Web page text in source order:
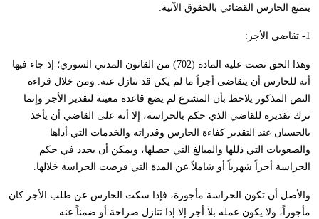
يتمتع الحارس القضائي بالحقوق الآتية:
1- تقاضي الأجر:
وهذا الحق نصت عليه المادة (702) من القانون المدني السوري؛ إذ جاء فيها
أنه للحارس أن يتقاضى أجراً ما لم يكن قد تنازل عنه. ومن خلال قراءة
النص المذكور يلاحظ بأن المشرع لم يضع قاعدة معينة لتقدير الأجر وإنما
ترك تقديره للقاضي الذي حكم بالحراسة، إلا أنه على القاضي أن يأخذ
بالحسبان عند التقدير كفاءة الحارس وقدراته والخدمات التي أداها
والصعوبات التي ذللها والمبالغ التي حصلها، ويمكن أن يحدد في حكم
الحراسة أجراً شهرياً أو شاملاً عن المدة التي فرضت الحراسة خلالها.
والأصل أن تكون الحراسة مأجورة، فإذا سكت الحارس عن طلب الأجر كان
مأجوراً، ولا يكون عمله بلا أجر إلا إذا تنازل صراحة أو ضمناً عنه.